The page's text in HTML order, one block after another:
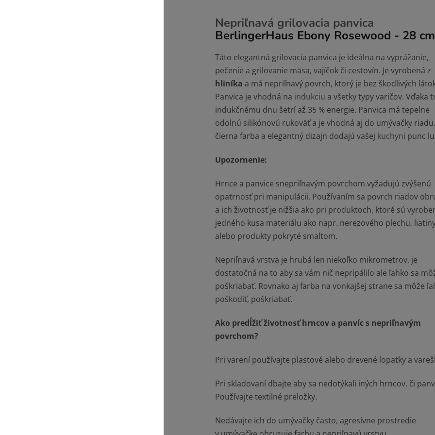
Nepriľnavá grilovacia panvica
BerlingerHaus Ebony Rosewood - 28 cm
Táto elegantná grilovacia panvica je ideálna na vyprážanie,
pečenie a grilovanie mäsa, vajíčok či cestovín. Je vyrobená z
hliníka a má nepriľnavý povrch, ktorý je bez škodlivých
Panvica je vhodná na indukciu a všetky typy varičov. Vďaka
indukčnému dnu šetrí až 35 % energie. Panvica má tepelne
odolnú silikónovú rukoväť a je vhodná aj do umývačky riadu.
čierna farba a elegantný dizajn dodajú vašej kuchyni punc
Upozornenie:
Hrnce a panvice snepriľnavým povrchom vyžadujú zvýšenú
opatrnosť pri manipulácii. Používaním sa povrch riadov
a ich životnosť je nižšia ako pri produktoch, ktoré sú
jedného kusa materiálu ako napr. nerezového plechu,
alebo produkty pokryté smaltom.
Nepriľnavá vrstva je hrubá len niekoľko mikrometrov, je
dostatočná na to aby sa vám nič nepripálilo ale ľahko sa
poškriabať. Rovnako aj farba na vonkajšej strane sa môže
poškodiť, poškriabať.
Ako predĺžiť životnosť hrncov a panvíc s nepriľnavým
povrchom?
Pri varení používajte plastové alebo drevené lopatky a
Pri skladovaní dbajte aby sa nedotýkali iných hrncov, či
Používajte textilné preložky.
Nedávajte ich do umývačky často, agresívne prostredie